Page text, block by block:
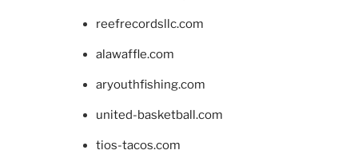
reefrecordsllc.com
alawaffle.com
aryouthfishing.com
united-basketball.com
tios-tacos.com